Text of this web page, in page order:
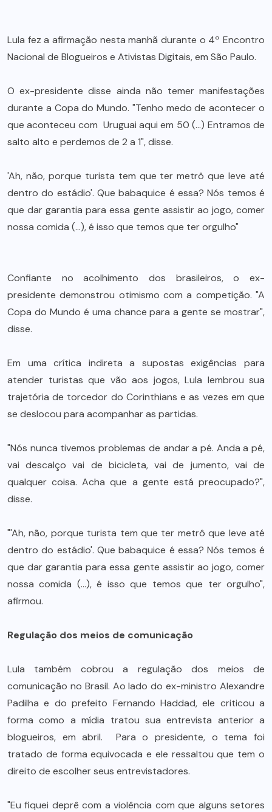
Lula fez a afirmação nesta manhã durante o 4º Encontro
Nacional de Blogueiros e Ativistas Digitais, em São Paulo.
O ex-presidente disse ainda não temer manifestações
durante a Copa do Mundo. "Tenho medo de acontecer o
que aconteceu com Uruguai aqui em 50 (…) Entramos de
salto alto e perdemos de 2 a 1", disse.
'Ah, não, porque turista tem que ter metrô que leve até
dentro do estádio'. Que babaquice é essa? Nós temos é
que dar garantia para essa gente assistir ao jogo, comer
nossa comida (…), é isso que temos que ter orgulho"
Confiante no acolhimento dos brasileiros, o ex-
presidente demonstrou otimismo com a competição. "A
Copa do Mundo é uma chance para a gente se mostrar",
disse.
Em uma crítica indireta a supostas exigências para
atender turistas que vão aos jogos, Lula lembrou sua
trajetória de torcedor do Corinthians e as vezes em que
se deslocou para acompanhar as partidas.
"Nós nunca tivemos problemas de andar a pé. Anda a pé,
vai descalço vai de bicicleta, vai de jumento, vai de
qualquer coisa. Acha que a gente está preocupado?",
disse.
"'Ah, não, porque turista tem que ter metrô que leve até
dentro do estádio'. Que babaquice é essa? Nós temos é
que dar garantia para essa gente assistir ao jogo, comer
nossa comida (…), é isso que temos que ter orgulho",
afirmou.
Regulação dos meios de comunicação
Lula também cobrou a regulação dos meios de
comunicação no Brasil. Ao lado do ex-ministro Alexandre
Padilha e do prefeito Fernando Haddad, ele criticou a
forma como a mídia tratou sua entrevista anterior a
blogueiros, em abril. Para o presidente, o tema foi
tratado de forma equivocada e ele ressaltou que tem o
direito de escolher seus entrevistadores.
"Eu fiquei deprê com a violência com que alguns setores